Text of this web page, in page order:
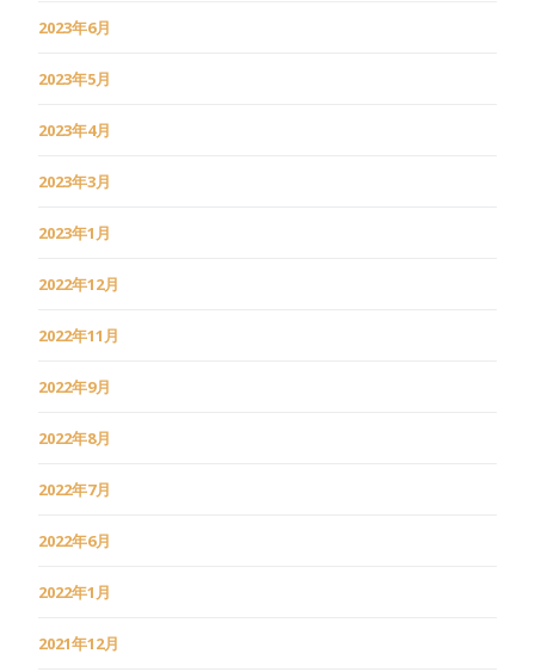
2023年6月
2023年5月
2023年4月
2023年3月
2023年1月
2022年12月
2022年11月
2022年9月
2022年8月
2022年7月
2022年6月
2022年1月
2021年12月